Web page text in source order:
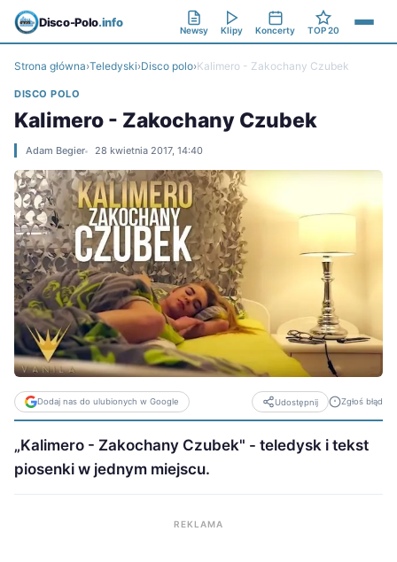
Disco-Polo.info
Newsy Klipy Koncerty TOP 20
Strona główna›Teledyski›Disco polo›Kalimero - Zakochany Czubek
DISCO POLO
Kalimero - Zakochany Czubek
Adam Begier 28 kwietnia 2017, 14:40
Dodaj nas do ulubionych w Google Udostępnij Zgłoś błąd
„Kalimero - Zakochany Czubek" - teledysk i tekst
piosenki w jednym miejscu.
REKLAMA